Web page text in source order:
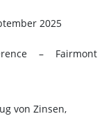
2025
– Fairmont
von Zinsen,